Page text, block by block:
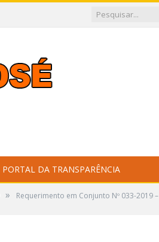
PORTAL DA TRANSPARÊNCIA
» Requerimento em Conjunto Nº 033-2019 –